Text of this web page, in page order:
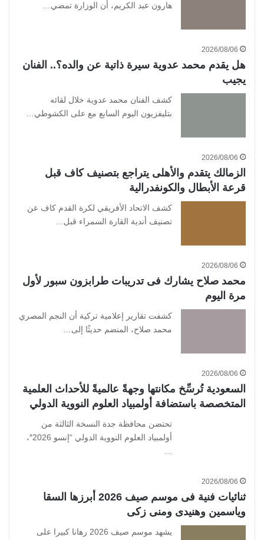
هارون عبد الكريم، أن الوزارة تمضي…
2026/08/06
هل يقدم محمد عدوية سيرة ذاتية عن والده؟.. الفنان
يجيب
كشف الفنان محمد عدوية خلال لقائه
بتليفزيون اليوم السابع مع على الكشوطي…
2026/08/06
الزمالك يتقدم والأهلى يتراجع بتصنيف كاف قبل
قرعة الأبطال والكونفدرالية
كشف الاتحاد الأفريقي لكرة القدم كاف عن
تصنيف أندية القارة السمراء قبل…
2026/08/06
محمد صلاح يشارك فى تدريبات طرابزون سبور لأول
مرة اليوم
كشفت تقارير إعلامية تركية أن النجم المصري
محمد صلاح، المنضم حديثًا إلى…
2026/08/06
السعودية تُرسِّخ مكانتها وجهةً عالميةً للأحداث العلمية
المتخصصة باستضافة أولمبياد العلوم النووية الدولي
تحتضن محافظة جدة النسخة الثالثة من
أولمبياد العلوم النووية الدولي “إنسو 2026″،
…
2026/08/06
ثنائيات فنية فى موسم صيف 2026 أبرزها السقا
وياسمين وهنيدى ومنى زكى
يشهد موسم صيف 2026 رهانا كبيرا على